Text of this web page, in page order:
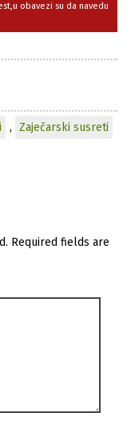
obavezi su da navedu
, Zaječarski susreti
Required fields are